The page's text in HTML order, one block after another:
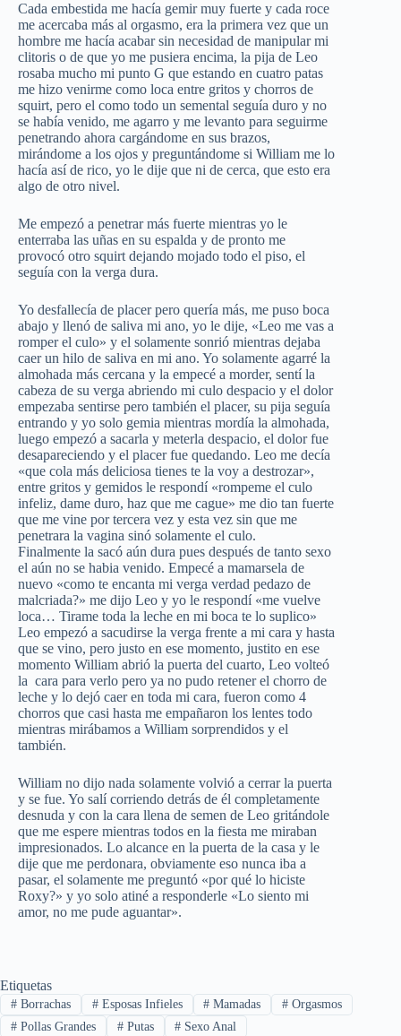
Cada embestida me hacía gemir muy fuerte y cada roce
me acercaba más al orgasmo, era la primera vez que un
hombre me hacía acabar sin necesidad de manipular mi
clitoris o de que yo me pusiera encima, la pija de Leo
rosaba mucho mi punto G que estando en cuatro patas
me hizo venirme como loca entre gritos y chorros de
squirt, pero el como todo un semental seguía duro y no
se había venido, me agarro y me levanto para seguirme
penetrando ahora cargándome en sus brazos,
mirándome a los ojos y preguntándome si William me lo
hacía así de rico, yo le dije que ni de cerca, que esto era
algo de otro nivel.
Me empezó a penetrar más fuerte mientras yo le
enterraba las uñas en su espalda y de pronto me
provocó otro squirt dejando mojado todo el piso, el
seguía con la verga dura.
Yo desfallecía de placer pero quería más, me puso boca
abajo y llenó de saliva mi ano, yo le dije, «Leo me vas a
romper el culo» y el solamente sonrió mientras dejaba
caer un hilo de saliva en mi ano. Yo solamente agarré la
almohada más cercana y la empecé a morder, sentí la
cabeza de su verga abriendo mi culo despacio y el dolor
empezaba sentirse pero también el placer, su pija seguía
entrando y yo solo gemia mientras mordía la almohada,
luego empezó a sacarla y meterla despacio, el dolor fue
desapareciendo y el placer fue quedando. Leo me decía
«que cola más deliciosa tienes te la voy a destrozar»,
entre gritos y gemidos le respondí «rompeme el culo
infeliz, dame duro, haz que me cague» me dio tan fuerte
que me vine por tercera vez y esta vez sin que me
penetrara la vagina sinó solamente el culo.
Finalmente la sacó aún dura pues después de tanto sexo
el aún no se habia venido. Empecé a mamarsela de
nuevo «como te encanta mi verga verdad pedazo de
malcriada?» me dijo Leo y yo le respondí «me vuelve
loca… Tirame toda la leche en mi boca te lo suplico»
Leo empezó a sacudirse la verga frente a mi cara y hasta
que se vino, pero justo en ese momento, justito en ese
momento William abrió la puerta del cuarto, Leo volteó
la cara para verlo pero ya no pudo retener el chorro de
leche y lo dejó caer en toda mi cara, fueron como 4
chorros que casi hasta me empañaron los lentes todo
mientras mirábamos a William sorprendidos y el
también.
William no dijo nada solamente volvió a cerrar la puerta
y se fue. Yo salí corriendo detrás de él completamente
desnuda y con la cara llena de semen de Leo gritándole
que me espere mientras todos en la fiesta me miraban
impresionados. Lo alcance en la puerta de la casa y le
dije que me perdonara, obviamente eso nunca iba a
pasar, el solamente me preguntó «por qué lo hiciste
Roxy?» y yo solo atiné a responderle «Lo siento mi
amor, no me pude aguantar».
Etiquetas
#Borrachas #Esposas Infieles # Mamadas # Orgasmos
#Pollas Grandes #Putas # Sexo Anal